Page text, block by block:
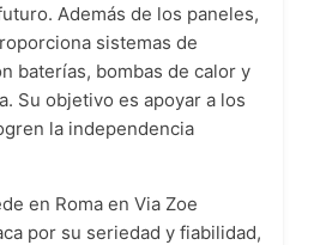
Además de los paneles,
sistemas de
baterías, bombas de calor y
Su objetivo es apoyar a los
la independencia
en Roma en Via Zoe
por su seriedad y fiabilidad,